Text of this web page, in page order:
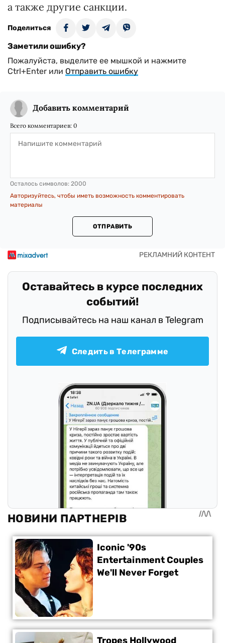
а также другие санкции.
Поделиться
Заметили ошибку?
Пожалуйста, выделите ее мышкой и нажмите
Ctrl+Enter или Отправить ошибку
Добавить комментарий
Всего комментариев: 0
Осталось символов: 2000
Авторизуйтесь, чтобы иметь возможность комментировать
материалы
ОТПРАВИТЬ
Оставайтесь в курсе последних
событий!
Подписывайтесь на наш канал в Telegram
Следить в Телеграмме